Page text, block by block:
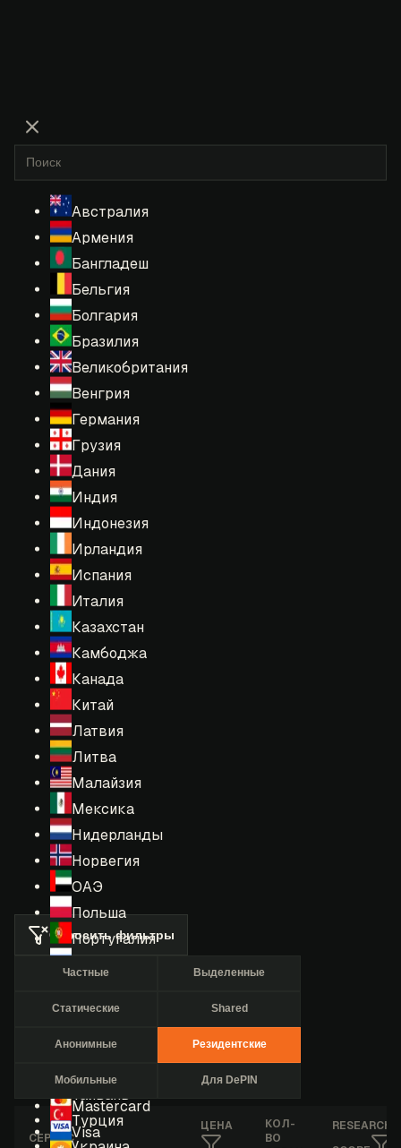
Австралия
Армения
Бангладеш
Бельгия
Болгария
Бразилия
Великобритания
Венгрия
Германия
Грузия
Дания
Индия
Индонезия
Ирландия
Испания
Италия
Казахстан
Камбоджа
Канада
Китай
Латвия
Литва
Малайзия
Мексика
Нидерланды
Норвегия
ОАЭ
Польша
Португалия
США
Сингапур
Турция
Mastercard
Visa
Сбросить фильтры
Частные Выделенные
Статические Shared
Анонимные Резидентские
Мобильные Для DePIN
СЕРВИС
ЦЕНА
КОЛ-
ВО